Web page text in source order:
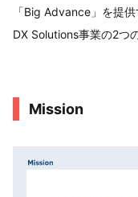
「Big Advance」を提
DX Solutions事業の2つ
Mission